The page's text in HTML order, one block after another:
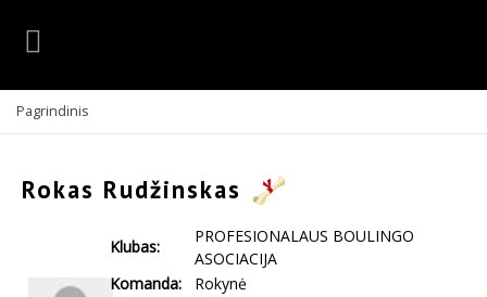
Pagrindinis
Rokas Rudžinskas
Klubas:
PROFESIONALAUS BOULINGO
ASOCIACIJA
Komanda:
Rokynė